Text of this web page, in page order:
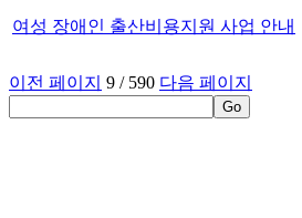
여성 장애인 출산비용지원 사업 안내
이전 페이지 9 / 590 다음 페이지